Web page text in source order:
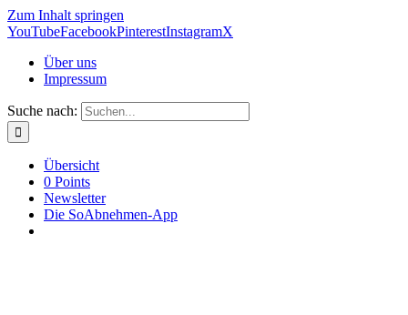
Zum Inhalt springen
YouTubeFacebookPinterestInstagramX
Über uns
Impressum
Suche nach:
Übersicht
0 Points
Newsletter
Die SoAbnehmen-App